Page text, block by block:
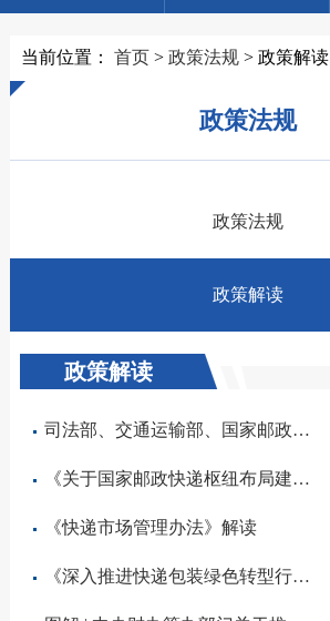
当前位置： 首页> 政策法规> 政策解读
政策法规
政策法规
政策解读
政策解读
司法部、交通运输部、国家邮政局负责人就《国务院关于修改〈快递暂行条例〉的决定》答记者问
《关于国家邮政快递枢纽布局建设的指导意见》解读
《快递市场管理办法》解读
《深入推进快递包装绿色转型行动方案》解读